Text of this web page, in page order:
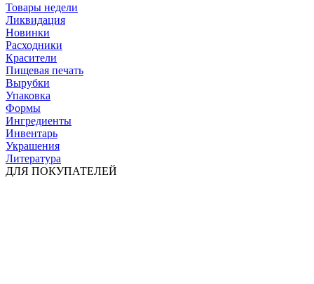
Товары недели
Ликвидация
Новинки
Расходники
Красители
Пищевая печать
Вырубки
Упаковка
Формы
Ингредиенты
Инвентарь
Украшения
Литература
ДЛЯ ПОКУПАТЕЛЕЙ